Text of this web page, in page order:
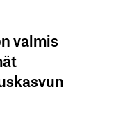
valmis